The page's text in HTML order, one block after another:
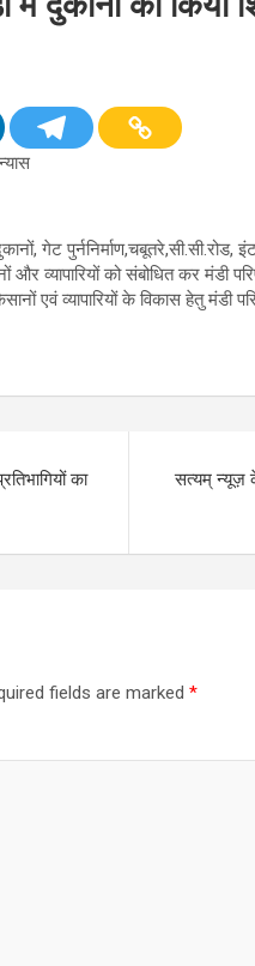
गेट पुर्ननिर्माण,चबूतरे,सी.सी.रोड,
व्यापारियों को संबोधित कर मंडी
एवं व्यापारियों के विकास हेतु मंडी
का
सत्यम् न्यूज़
fields are marked *